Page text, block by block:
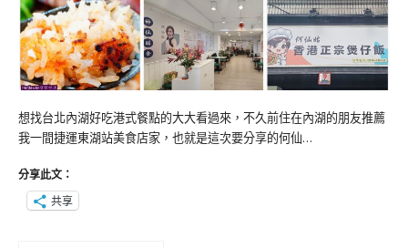
想找台北內湖好吃港式餐點的大大看過來，不久前住在內湖的朋友推薦
我一間捷運東湖站美食店家，也就是這次要分享的何仙…
分享此文：
共享